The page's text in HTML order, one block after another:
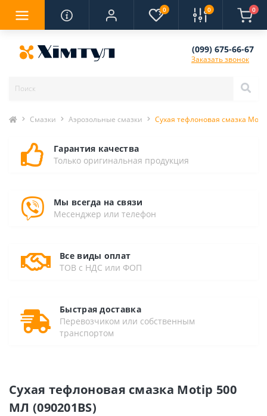
0 0 0
(099) 675-66-67
Заказать звонок
Смазки Аэрозольные смазки Сухая тефлоновая смазка
Гарантия качества
Только оригинальная продукция
Мы всегда на связи
Месенджер или телефон
Все виды оплат
ТОВ с НДС или ФОП
Быстрая доставка
Перевозчиком или собственным
транспортом
Сухая тефлоновая смазка Motip 500
МЛ (090201BS)